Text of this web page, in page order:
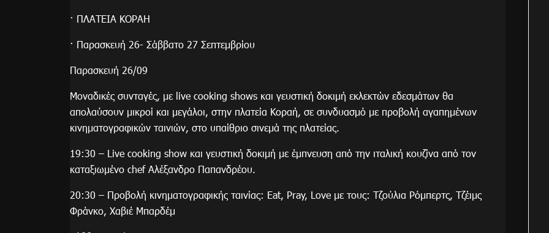
· ΠΛΑΤΕΙΑ ΚΟΡΑΗ
· Παρασκευή 26- Σάββατο 27 Σεπτεμβρίου
Παρασκευή 26/09
Μοναδικές συνταγές, με live cooking shows και γευστική δοκιμή εκλεκτών εδεσμάτων θα
απολαύσουν μικροί και μεγάλοι, στην πλατεία Κοραή, σε συνδυασμό με προβολή αγαπημένων
κινηματογραφικών ταινιών, στο υπαίθριο σινεμά της πλατείας.
19:30 – Live cooking show και γευστική δοκιμή με έμπνευση από την ιταλική κουζίνα από τον
καταξιωμένο chef Αλέξανδρο Παπανδρέου.
20:30 – Προβολή κινηματογραφικής ταινίας: Eat, Pray, Love με τους: Τζούλια Ρόμπερτς, Τζέιμς
Φράνκο, Χαβιέ Μπαρδέμ